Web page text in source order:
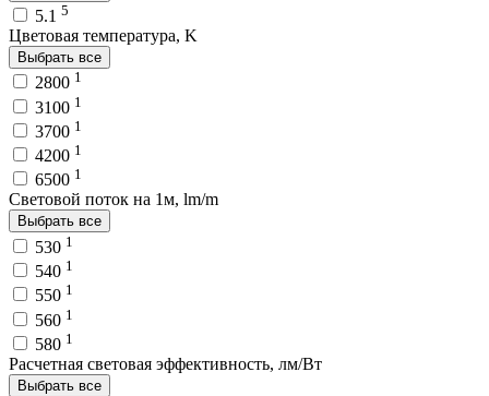
5.1 5
Цветовая температура, K
Выбрать все
2800 1
3100 1
3700 1
4200 1
6500 1
Световой поток на 1м, lm/m
Выбрать все
530 1
540 1
550 1
560 1
580 1
Расчетная световая эффективность, лм/Вт
Выбрать все